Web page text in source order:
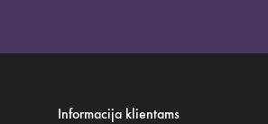
Informacija klientams